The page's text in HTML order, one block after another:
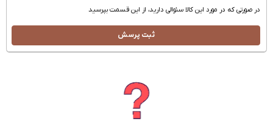
در صورتی که در مورد این کالا سئوالی دارید، از این قسمت بپرسید
ثبت پرسش